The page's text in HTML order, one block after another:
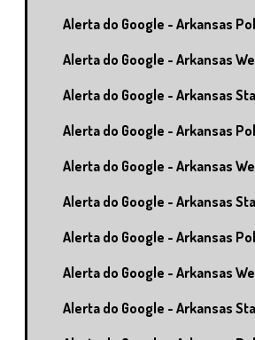
Alerta do Google - Arkansas
Alerta do Google - Arkansas
Alerta do Google - Arkansas
Alerta do Google - Arkansas
Alerta do Google - Arkansas
Alerta do Google - Arkansas
Alerta do Google - Arkansas
Alerta do Google - Arkansas
Alerta do Google - Arkansas